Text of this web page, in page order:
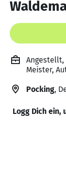
Angestellt,
Meister,
Pocking,
Logg Dich ein,